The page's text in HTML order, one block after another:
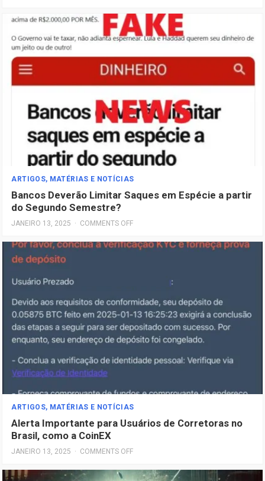
ARTIGOS, MATÉRIAS E NOTÍCIAS
Bancos Deverão Limitar Saques em Espécie a partir
do Segundo Semestre?
JANEIRO 13, 2025 · COMMENTS OFF
ARTIGOS, MATÉRIAS E NOTÍCIAS
Alerta Importante para Usuários de Corretoras no
Brasil, como a CoinEX
JANEIRO 13, 2025 · COMMENTS OFF